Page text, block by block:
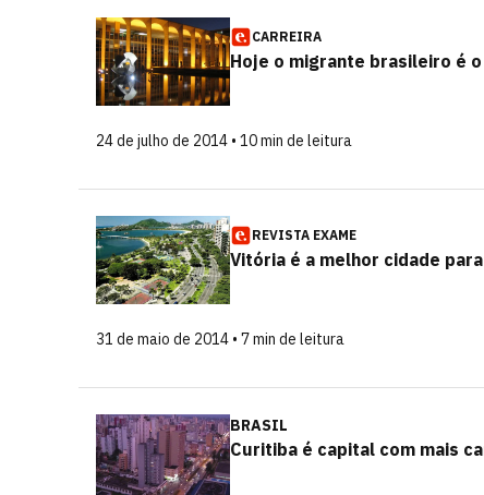
CARREIRA
Hoje o migrante brasileiro é
24 de julho de 2014 • 10 min de leitura
REVISTA EXAME
Vitória é a melhor cidade
31 de maio de 2014 • 7 min de leitura
BRASIL
Curitiba é capital com mais